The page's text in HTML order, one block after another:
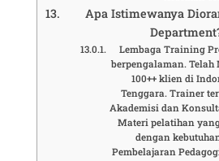
Apa Istimewanya
Lembaga Training
berpengalaman.
100++ klien di
Tenggara. Trainer
Akademisi dan
Materi pelatihan
dengan
Pembelajaran